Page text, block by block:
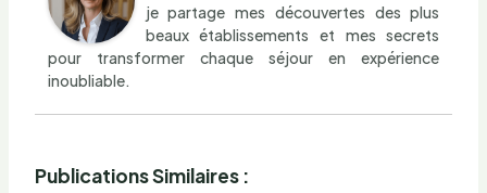
je partage mes découvertes des plus
beaux établissements et mes secrets
pour transformer chaque séjour en expérience
inoubliable.
Publications Similaires :